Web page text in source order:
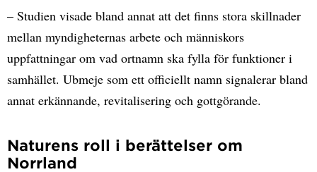
– Studien visade bland annat att det finns stora skillnader
mellan myndigheternas arbete och människors
uppfattningar om vad ortnamn ska fylla för funktioner i
samhället. Ubmeje som ett officiellt namn signalerar bland
annat erkännande, revitalisering och gottgörande.
Naturens roll i berättelser om
Norrland